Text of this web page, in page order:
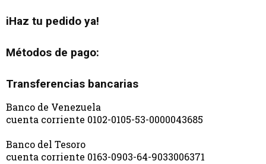
iHaz tu pedido ya!
Métodos de pago:
Transferencias bancarias
Banco de Venezuela
cuenta corriente 0102-0105-53-0000043685
Banco del Tesoro
cuenta corriente 0163-0903-64-9033006371